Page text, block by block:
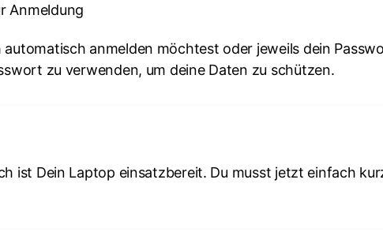
Anmeldung
anmelden möchtest oder jeweils dein
zu verwenden, um deine Daten zu schützen.
ist Dein Laptop einsatzbereit. Du musst jetzt einfach